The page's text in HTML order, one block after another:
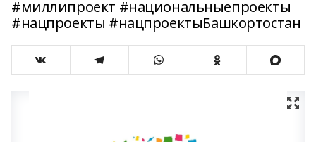
#миллипроект #национальныепроекты
#нацпроекты #нацпроектыБашкортостан